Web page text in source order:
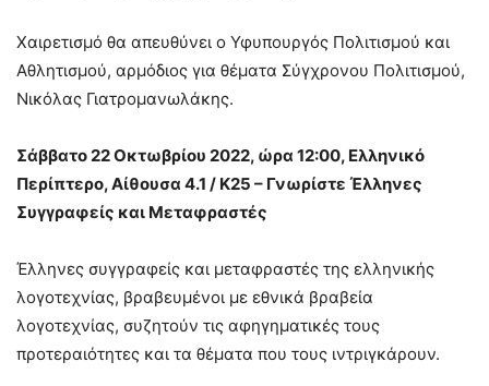
Χαιρετισμό θα απευθύνει ο Υφυπουργός Πολιτισμού και
Αθλητισμού, αρμόδιος για θέματα Σύγχρονου Πολιτισμού,
Νικόλας Γιατρομανωλάκης.
Σάββατο 22 Οκτωβρίου 2022, ώρα 12:00, Ελληνικό
Περίπτερο, Αίθουσα 4.1 / Κ25 – Γνωρίστε Έλληνες
Συγγραφείς και Μεταφραστές
Έλληνες συγγραφείς και μεταφραστές της ελληνικής
λογοτεχνίας, βραβευμένοι με εθνικά βραβεία
λογοτεχνίας, συζητούν τις αφηγηματικές τους
προτεραιότητες και τα θέματα που τους ιντριγκάρουν.